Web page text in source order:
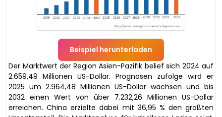
Beispiel herunterladen
Der Marktwert der Region Asien-Pazifik belief sich 2024 auf
2.659,49 Millionen US-Dollar. Prognosen zufolge wird er
2025 um 2.964,48 Millionen US-Dollar wachsen und bis
2032 einen Wert von über 7.232,26 Millionen US-Dollar
erreichen. China erzielte dabei mit 36,95 % den größten